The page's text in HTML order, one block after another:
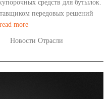
средств для бутылок.
передовых решений
read more
Новости Отрасли